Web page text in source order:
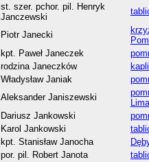
st. szer. pchor. pil. Henryk
Janczewski
Piotr Janecki
kpt. Paweł Janeczek
rodzina Janeczków
Władysław Janiak
Aleksander Janiszewski
Dariusz Jankowski
Karol Jankowski
kpt. Stanisław Janocha
por. pil. Robert Janota